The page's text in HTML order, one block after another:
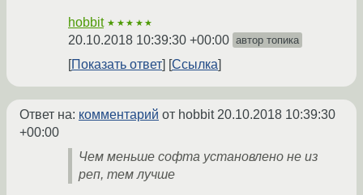
hobbit ★★★★★
20.10.2018 10:39:30 +00:00 автор топика
Показать ответ Ссылка
Ответ на: комментарий от hobbit 20.10.2018 10:39:30
+00:00
Чем меньше софта установлено не из
реп, тем лучше